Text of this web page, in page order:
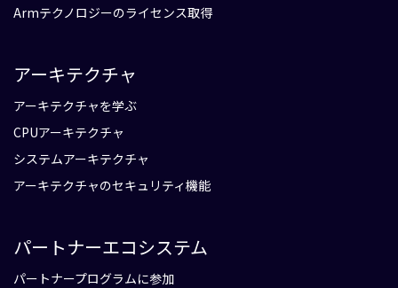
Armテクノロジーのライセンス取得
アーキテクチャ
アーキテクチャを学ぶ
CPUアーキテクチャ
システムアーキテクチャ
アーキテクチャのセキュリティ機能
パートナーエコシステム
パートナープログラムに参加